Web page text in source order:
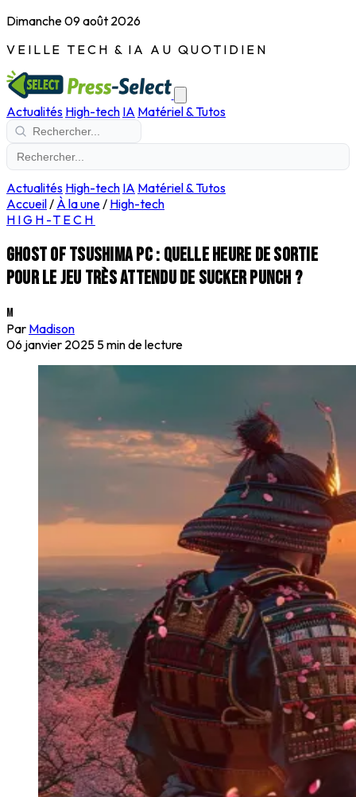
Dimanche 09 août 2026
VEILLE TECH & IA AU QUOTIDIEN
Actualités High-tech IA Matériel & Tutos
Actualités High-tech IA Matériel & Tutos
Accueil/ À la une/ High-tech
HIGH-TECH
Ghost of Tsushima PC : quelle heure de sortie
pour le jeu très attendu de Sucker Punch ?
M
Par Madison
06 janvier 2025 5 min de lecture